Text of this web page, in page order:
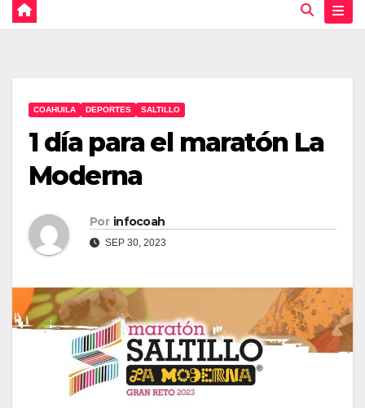
COAHUILA DEPORTES SALTILLO
1 día para el maratón La
Moderna
Por infocoah
SEP 30, 2023